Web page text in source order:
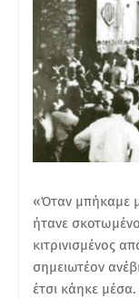
«Όταν μπήκαμε
ήτανε
κιτρινισμένος
σημειωτέον
έτσι κάηκε